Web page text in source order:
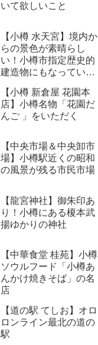
いて欲しいこと
【小樽 水天宮】境内か
らの景色が素晴らし
い！小樽市指定歴史的
建造物にもなっている
【小樽 新倉屋 花園本
店】小樽名物「花園だ
んご 」をいただく
【中央市場＆中央卸市
場】小樽駅近くの昭和
の風景が残る市民市場
【龍宮神社】御朱印あ
り！小樽にある榎本武
揚ゆかりの神社
【中華食堂 桂苑】小樽
ソウルフード「小樽あ
んかけ焼きそば」の名
店
【道の駅 てしお】オロ
ロンライン最北の道の
駅